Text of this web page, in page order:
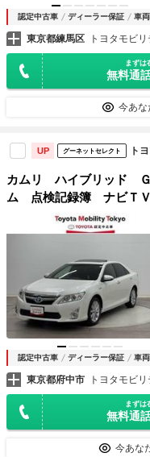
認定中古車 ディーラー保証 車
東京都練馬区 トヨタモビ
まずは
無料通
今あな
UP グーネットセレクト ト
カムリ ハイブリッド
ム 点検記録簿 ナビＴ
ク 横滑り防止 ＤＶＤ
ン キーレスエントリ
認定中古車 ディーラー保証 車
東京都府中市 トヨタモビ
まずは
無料通
今あな